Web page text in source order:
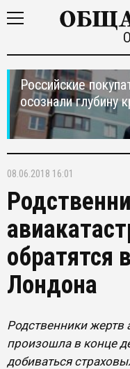
Российские
осознали глубину
08.06.2018 16:01
обратятся
Лондона
Родственники жертв
произошла в конце
добиваться